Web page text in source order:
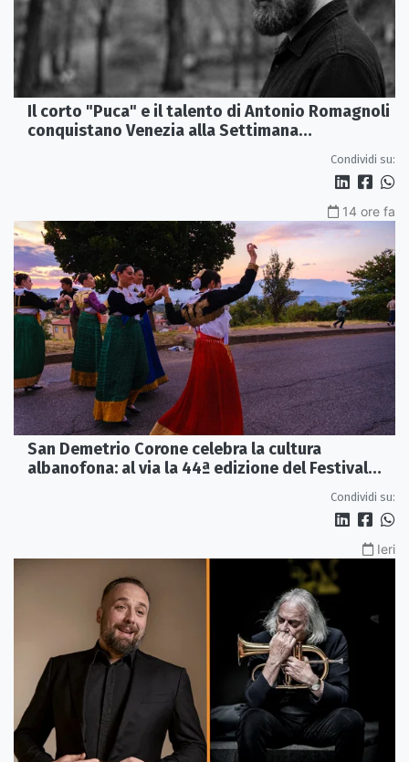
Il corto "Puca" e il talento di Antonio Romagnoli
conquistano Venezia alla Settimana
Condividi su:
14 ore fa
San Demetrio Corone celebra la cultura
albanofona: al via la 44ª edizione del Festival
Condividi su:
Ieri